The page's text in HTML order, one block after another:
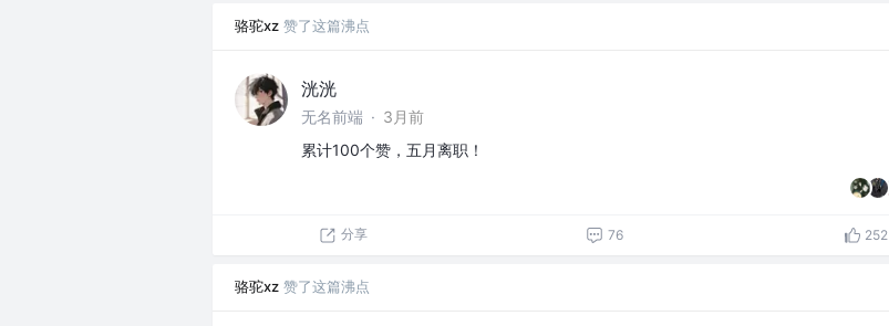
骆驼xz 赞了这篇沸点
洸洸
无名前端 · 3月前
累计100个赞，五月离职！
分享 76 252
骆驼xz 赞了这篇沸点